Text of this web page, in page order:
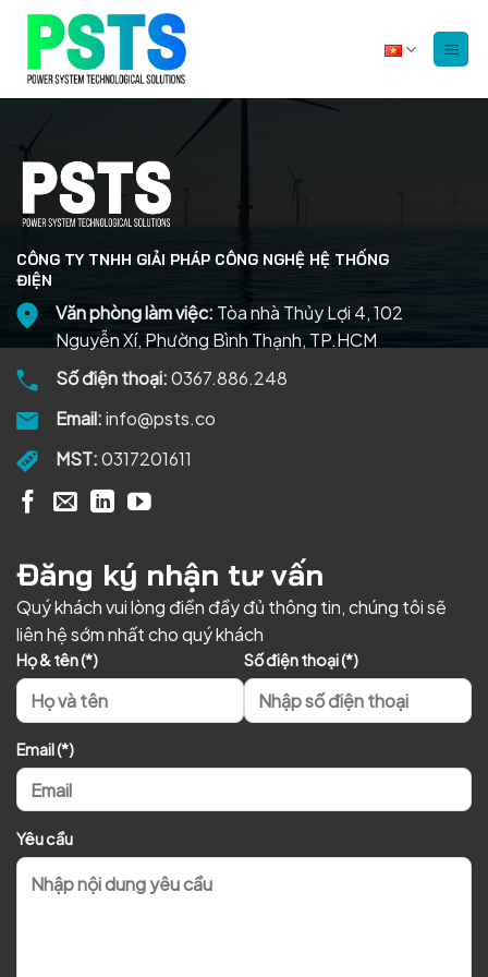
dung
CÔNG TY TNHH GIẢI PHÁP CÔNG NGHỆ HỆ THỐNG
ĐIỆN
Văn phòng làm việc: Tòa nhà Thủy Lợi 4, 102
Nguyễn Xí, Phường Bình Thạnh, TP.HCM
Số điện thoại:0367.886.248
Email:info@psts.co
MST:0317201611
Đăng ký nhận tư vấn
Quý khách vui lòng điền đầy đủ thông tin, chúng tôi sẽ
liên hệ sớm nhất cho quý khách
Họ & tên (*) Số điện thoại (*)
Email (*)
Yêu cầu